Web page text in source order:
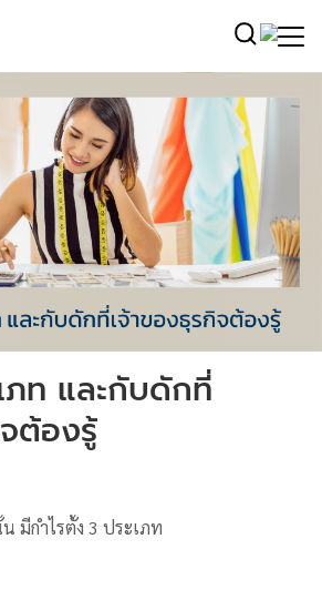
ภท และกับดักที่
ต้องรู้
มีกำไรตั้ง 3 ประเภท